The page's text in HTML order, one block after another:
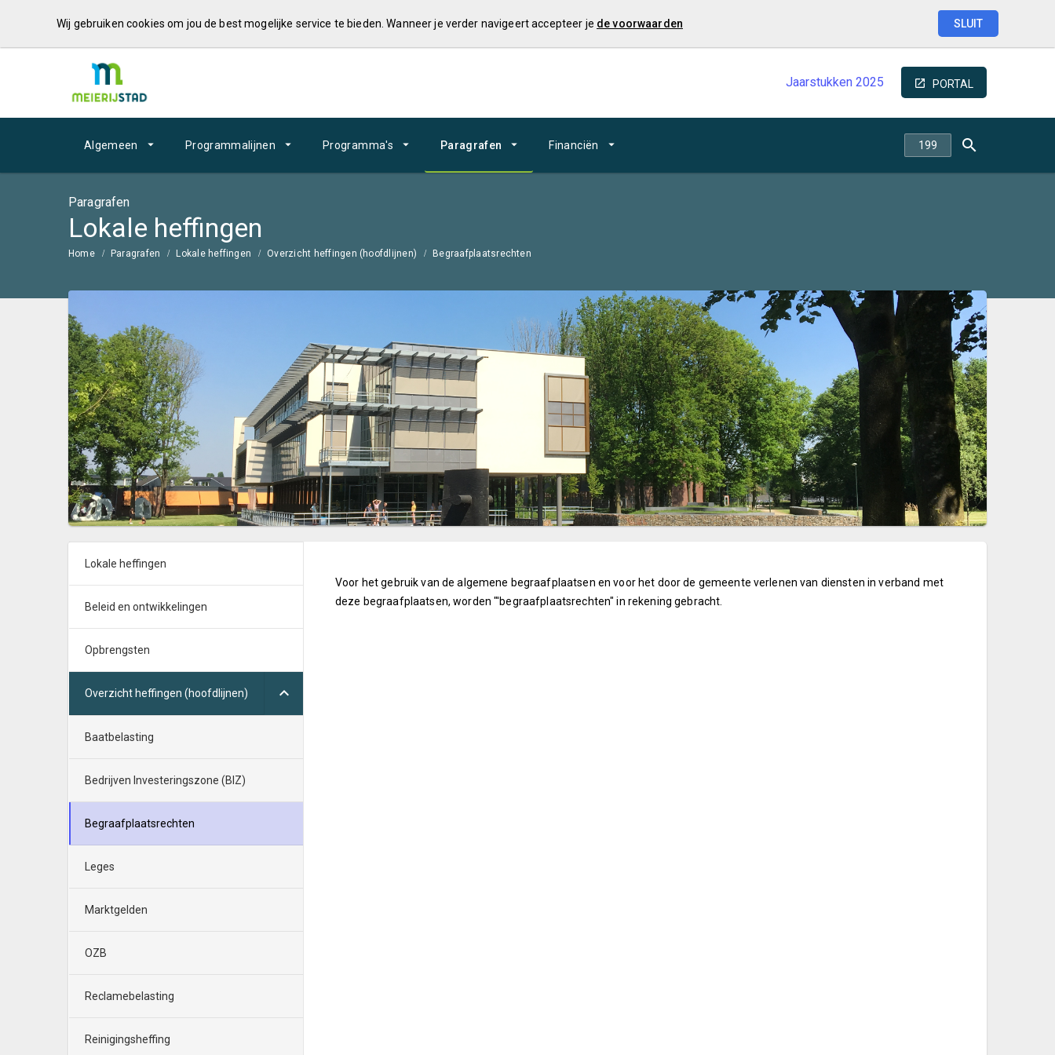
Wij gebruiken cookies om jou de best mogelijke service te bieden. Wanneer je verder navigeert accepteer je de voorwaarden SLUIT
Jaarstukken 2025 PORTAL
Algemeen Programmalijnen Programma's Paragrafen Financiën
Paragrafen
Lokale heffingen
Home Paragrafen Lokale heffingen Overzicht heffingen (hoofdlijnen) Begraafplaatsrechten
Lokale heffingen
Beleid en ontwikkelingen
Opbrengsten
Overzicht heffingen (hoofdlijnen)
Baatbelasting
Bedrijven Investeringszone (BIZ)
Begraafplaatsrechten
Leges
Marktgelden
OZB
Reclamebelasting
Reinigingsheffing
Voor het gebruik van de algemene begraafplaatsen en voor het door de gemeente verlenen van diensten in verband met
deze begraafplaatsen, worden "'begraafplaatsrechten" in rekening gebracht.